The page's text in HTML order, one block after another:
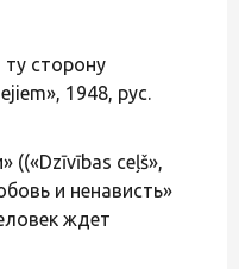
ту сторону
1948, рус.
((«Dzīvības ceļš»,
и ненависть»
ждет